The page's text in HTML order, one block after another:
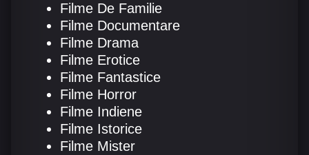
Filme De Familie
Filme Documentare
Filme Drama
Filme Erotice
Filme Fantastice
Filme Horror
Filme Indiene
Filme Istorice
Filme Mister